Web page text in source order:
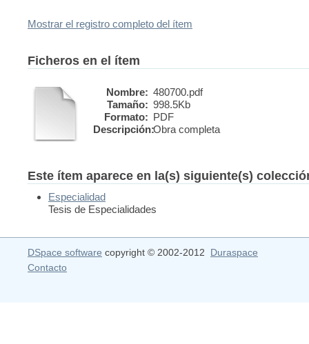
Mostrar el registro completo del ítem
Ficheros en el ítem
Nombre: 480700.pdf
Tamaño: 998.5Kb
Formato: PDF
Descripción:Obra completa
Este ítem aparece en la(s) siguiente(s)
Especialidad
Tesis de Especialidades
DSpace software copyright © 2002-2012 Duraspace
Contacto